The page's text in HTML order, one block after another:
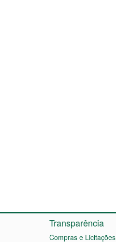
Transparência
Compras e Licitações